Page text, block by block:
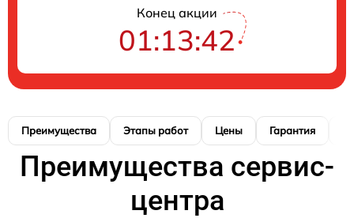
Конец акции
01:13:41
Преимущества Этапы работ Цены Гарантия
Преимущества сервис-
центра